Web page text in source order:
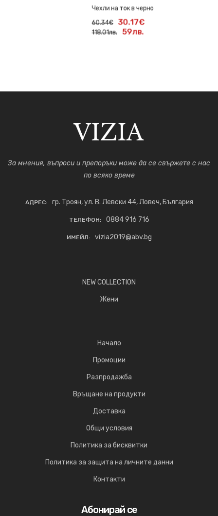
За мнения, въпроси и препоръки може да се свържете с нас
по всяко време
АДРЕС: гр. Троян, ул. В. Левски 44, Ловеч, България
ТЕЛЕФОН: 0884 916 716
ИМЕЙЛ: vizia2019@abv.bg
NEW COLLECTION
Жени
Начало
Промоции
Разпродажба
Връщане на продукти
Доставка
Общи условия
Политика за бисквитки
Политика за защита на личните данни
Контакти
Абонирай се